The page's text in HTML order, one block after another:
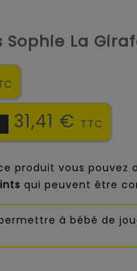
Sophie La
31,41 € TTC
produit vous pouvez
qui peuvent être
à bébé de